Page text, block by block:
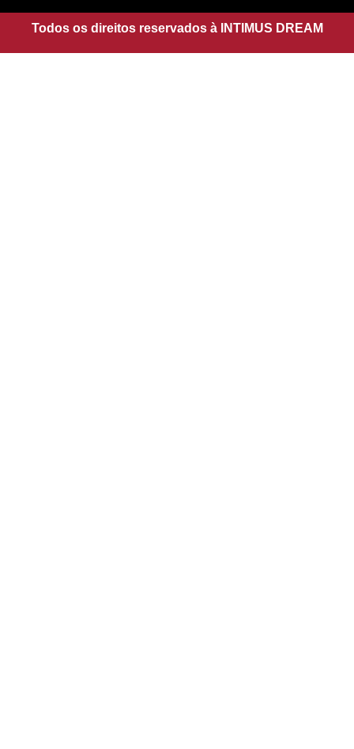
r
a
m
p
p
Todos os direitos reservados à INTIMUS DREAM